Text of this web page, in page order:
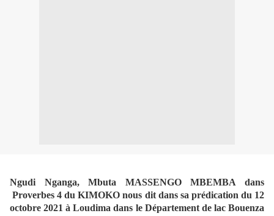
Ngudi Nganga, Mbuta MASSENGO MBEMBA dans
Proverbes 4 du KIMOKO nous dit dans sa prédication du 12
octobre 2021 à Loudima dans le Département de lac Bouenza